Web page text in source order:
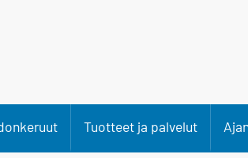
Tuotteet ja palvelut